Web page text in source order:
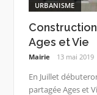
URBANISME
Ages et Vie
Mairie 13 mai 2019
En Juillet
partagée Ages et